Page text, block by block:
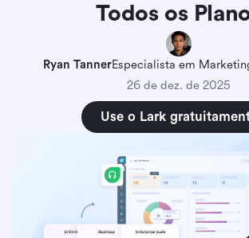
Todos os
Ryan TannerEspecialista em
26 de dez. de 2025
Use o Lark